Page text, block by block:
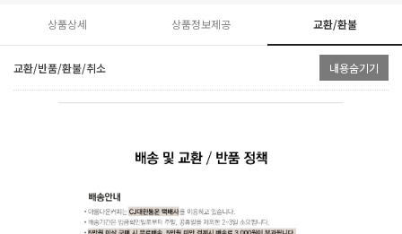
상품상세 상품정보제공 교환/환불
교환/반품/환불/취소 내용숨기기